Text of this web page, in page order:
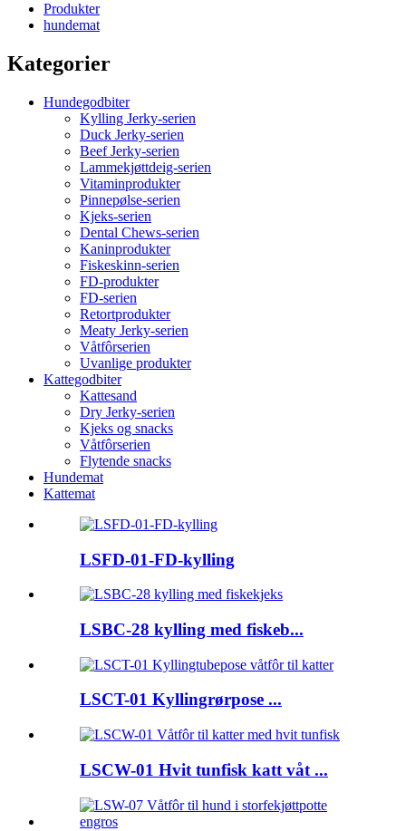
Produkter
hundemat
Kategorier
Hundegodbiter
Kylling Jerky-serien
Duck Jerky-serien
Beef Jerky-serien
Lammekjøttdeig-serien
Vitaminprodukter
Pinnepølse-serien
Kjeks-serien
Dental Chews-serien
Kaninprodukter
Fiskeskinn-serien
FD-produkter
FD-serien
Retortprodukter
Meaty Jerky-serien
Våtfôrserien
Uvanlige produkter
Kattegodbiter
Kattesand
Dry Jerky-serien
Kjeks og snacks
Våtfôrserien
Flytende snacks
Hundemat
Kattemat
LSFD-01-FD-kylling
LSBC-28 kylling med fiskeb...
LSCT-01 Kyllingrørpose ...
LSCW-01 Hvit tunfisk katt våt ...